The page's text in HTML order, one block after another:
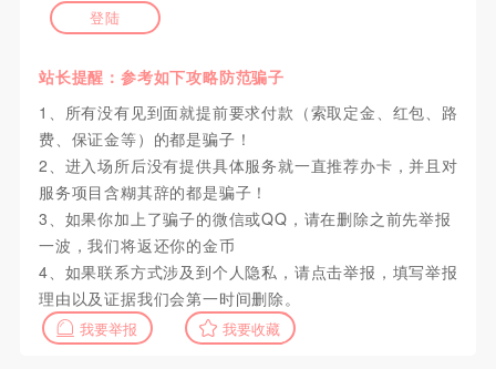
登陆
站长提醒：参考如下攻略防范骗子
1、所有没有见到面就提前要求付款（索取定金、红包、路
费、保证金等）的都是骗子！
2、进入场所后没有提供具体服务就一直推荐办卡，并且对
服务项目含糊其辞的都是骗子！
3、如果你加上了骗子的微信或QQ，请在删除之前先举报
一波，我们将返还你的金币
4、如果联系方式涉及到个人隐私，请点击举报，填写举报
理由以及证据我们会第一时间删除。
我要举报 我要收藏